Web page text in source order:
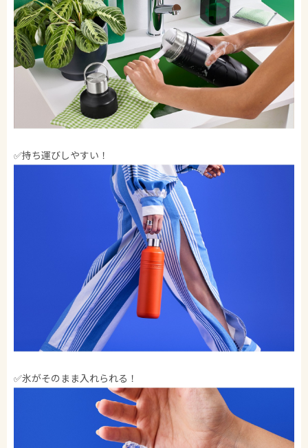
✅持ち運びしやすい！
✅氷がそのまま入れられる！